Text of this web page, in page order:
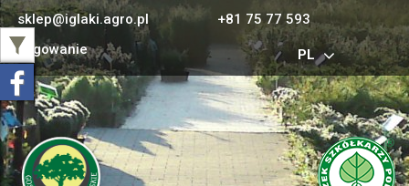
sklep@iglaki.agro.pl
+81 75 77 593
Logowanie
PL